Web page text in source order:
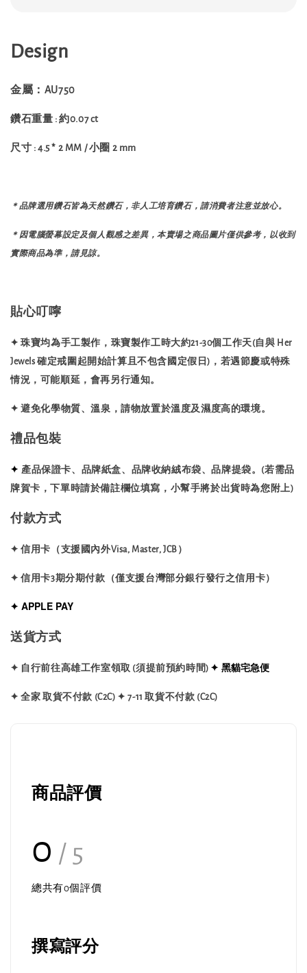
Design
金屬：AU750
鑽石重量 : 約0.07 ct
尺寸 : 4.5 * 2 MM / 小圈 2 mm
＊品牌選用鑽石皆為天然鑽石，非人工培育鑽石，請消費者注意並放心。
＊因電腦螢幕設定及個人觀感之差異，本賣場之商品圖片僅供參考，以收到
實際商品為準，請見諒。
貼心叮嚀
✦ 珠寶均為手工製作，珠寶製作工時大約21-30個工作天(自與 Her
Jewels 確定戒圍起開始計算且不包含國定假日)，若遇節慶或特殊
情況，可能順延，會再另行通知。
✦ 避免化學物質、溫泉，請物放置於溫度及濕度高的環境。
禮品包裝
✦ 產品保證卡、品牌紙盒、品牌收納絨布袋、品牌提袋。(若需品
牌賀卡，下單時請於備註欄位填寫，小幫手將於出貨時為您附上)
付款方式
✦ 信用卡（支援國內外Visa, Master, JCB）
✦ 信用卡3期分期付款（僅支援台灣部分銀行發行之信用卡）
✦ APPLE PAY
送貨方式
✦ 自行前往高雄工作室領取 (須提前預約時間) ✦ 黑貓宅急便
✦ 全家 取貨不付款 (C2C) ✦ 7-11 取貨不付款 (C2C)
商品評價
0 / 5
總共有0個評價
撰寫評分